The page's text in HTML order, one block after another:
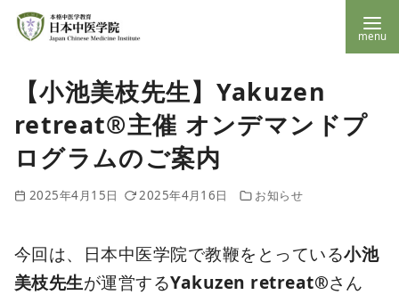
テ
へ
【小池美枝先生】Yakuzen
retreat®主催 オンデマンドプ
ログラムのご案内
2025年4月15日 2025年4月16日 お知らせ
今回は、日本中医学院で教鞭をとっている小池
美枝先生が運営するYakuzen retreat®さん